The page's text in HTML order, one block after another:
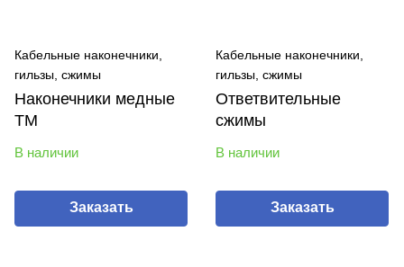
Кабельные наконечники,
гильзы, сжимы
Наконечники медные
ТМ
В наличии
Заказать
Кабельные наконечники,
гильзы, сжимы
Ответвительные
сжимы
В наличии
Заказать